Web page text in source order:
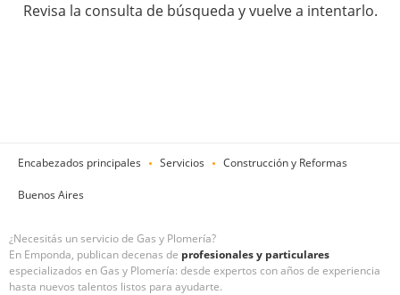
Revisa la consulta de búsqueda y vuelve a intentarlo.
Encabezados principales Servicios Construcción y Reformas
Buenos Aires
¿Necesitás un servicio de Gas y Plomería?
En Emponda, publican decenas de profesionales y particulares
especializados en Gas y Plomería: desde expertos con años de experiencia
hasta nuevos talentos listos para ayudarte.